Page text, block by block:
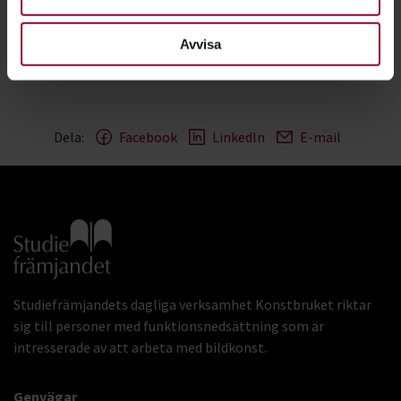
Avvisa
Dela: Facebook LinkedIn E-mail
Gå till studiefrämjandets startsida
Studiefrämjandets dagliga verksamhet Konstbruket riktar
sig till personer med funktionsnedsättning som är
intresserade av att arbeta med bildkonst.
Genvägar